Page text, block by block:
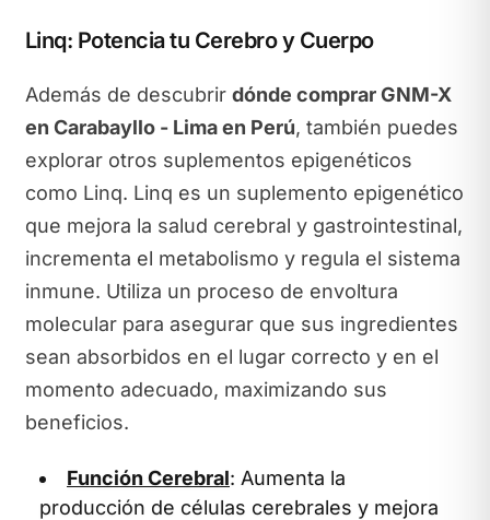
Linq: Potencia tu Cerebro y Cuerpo
Además de descubrir dónde comprar GNM-X
en Carabayllo - Lima en Perú, también puedes
explorar otros suplementos epigenéticos
como Linq. Linq es un suplemento epigenético
que mejora la salud cerebral y gastrointestinal,
incrementa el metabolismo y regula el sistema
inmune. Utiliza un proceso de envoltura
molecular para asegurar que sus ingredientes
sean absorbidos en el lugar correcto y en el
momento adecuado, maximizando sus
beneficios.
Función Cerebral: Aumenta la
producción de células cerebrales y mejora